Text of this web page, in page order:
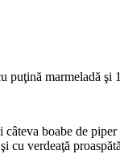
puţină marmeladă şi
câteva boabe de
cu verdeaţă